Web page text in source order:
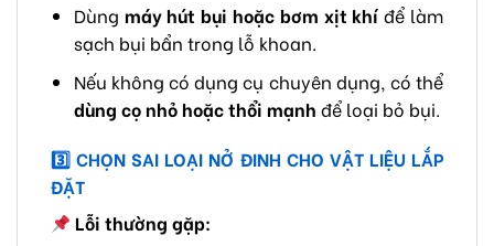
Dùng máy hút bụi hoặc bơm xịt khí để làm
sạch bụi bẩn trong lỗ khoan.
Nếu không có dụng cụ chuyên dụng, có thể
dùng cọ nhỏ hoặc thổi mạnh để loại bỏ bụi.
3️ CHỌN SAI LOẠI NỞ ĐINH CHO VẬT LIỆU LẮP
ĐẶT
Lỗi thường gặp: